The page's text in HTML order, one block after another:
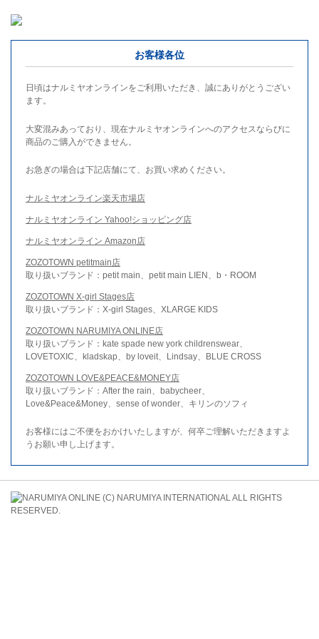
お客様各位
日頃はナルミヤオンラインをご利用いただき、誠にありがとうござい
ます。
大変混みあっており、現在ナルミヤオンラインへのアクセスならびに
商品のご購入ができません。
お急ぎの場合は下記店舗にて、お買い求めください。
ナルミヤオンライン楽天市場店
ナルミヤオンライン Yahoo!ショッピング店
ナルミヤオンライン Amazon店
ZOZOTOWN petitmain店
取り扱いブランド：petit main、petit main LIEN、b・ROOM
ZOZOTOWN X-girl Stages店
取り扱いブランド：X-girl Stages、XLARGE KIDS
ZOZOTOWN NARUMIYA ONLINE店
取り扱いブランド：kate spade new york childrenswear、
LOVETOXIC、kladskap、by loveit、Lindsay、BLUE CROSS
ZOZOTOWN LOVE&PEACE&MONEY店
取り扱いブランド：After the rain、babycheer、
Love&Peace&Money、sense of wonder、キリンのソフィ
お客様にはご不便をおかけいたしますが、何卒ご理解いただきますよ
うお願い申し上げます。